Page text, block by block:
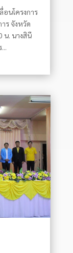
อนโครงการ
ร จังหวัด
น. นางสินี